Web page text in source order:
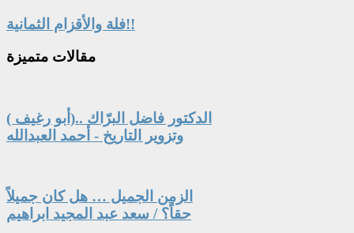
فلة والأقزام الثمانية!!
مقالات متميزة
الدكتور فاضل البرّاك ..(أبو رغيف )
وتزوير التاريخ - أحمد العبدالله
الزمن الجميل … هل كان جميلاً
حقاً؟ / سعد عبد المجيد ابراهيم